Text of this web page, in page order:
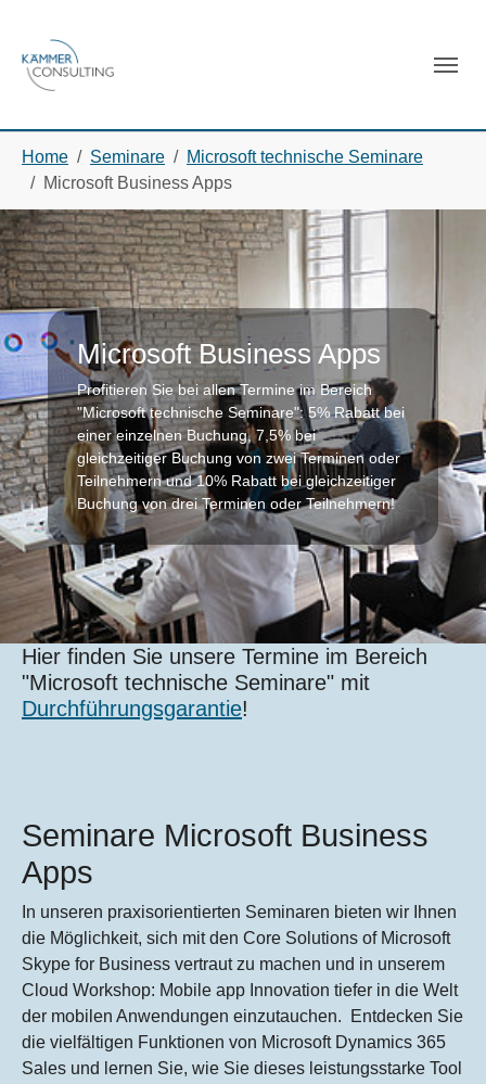
Home Seminare
Microsoft technische Seminare
Microsoft Business Apps
Microsoft Business Apps
Profitieren Sie bei allen Termine im Bereich
"Microsoft technische Seminare": 5% Rabatt bei
einer einzelnen Buchung, 7,5% bei
gleichzeitiger Buchung von zwei Terminen oder
Teilnehmern und 10% Rabatt bei gleichzeitiger
Buchung von drei Terminen oder Teilnehmern!
Hier finden Sie unsere Termine im Bereich
"Microsoft technische Seminare" mit
Durchführungsgarantie!
Seminare Microsoft Business
Apps
In unseren praxisorientierten Seminaren bieten wir Ihnen
die Möglichkeit, sich mit den Core Solutions of Microsoft
Skype for Business vertraut zu machen und in unserem
Cloud Workshop: Mobile app Innovation tiefer in die Welt
der mobilen Anwendungen einzutauchen. Entdecken Sie
die vielfältigen Funktionen von Microsoft Dynamics 365
Sales und lernen Sie, wie Sie dieses leistungsstarke Tool